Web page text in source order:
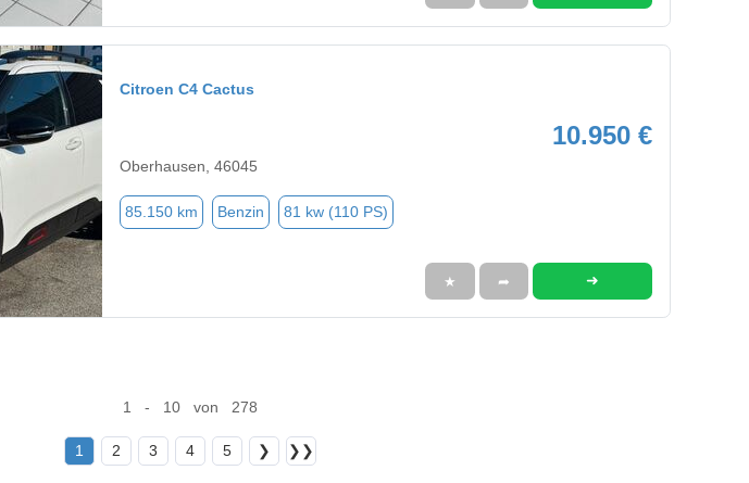
Citroen C4 Cactus
10.950 €
Oberhausen, 46045
85.150 km Benzin 81 kw (110 PS)
★ ➦ ➜
1 - 10 von 278
1 2 3 4 5 ❯ ❯❯